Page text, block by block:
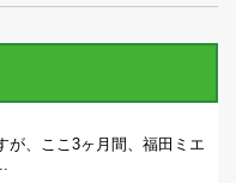
が、ここ3ヶ月間、福田ミエ